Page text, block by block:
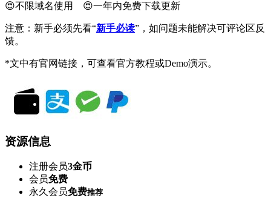
😍不限域名使用 😍一年内免费下载更新
注意：新手必须先看“新手必读”，如问题未能解决可评论区反
馈。
*文中有官网链接，可查看官方教程或Demo演示。
资源信息
注册会员3金币
会员免费
永久会员免费推荐